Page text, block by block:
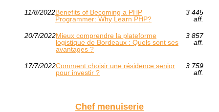
11/8/2022Benefits of Becoming a PHP
Programmer: Why Learn PHP?
3 445
aff.
20/7/2022Mieux comprendre la plateforme
logistique de Bordeaux : Quels sont ses
avantages ?
3 857
aff.
17/7/2022Comment choisir une résidence senior
pour investir ?
3 759
aff.
Chef menuiserie